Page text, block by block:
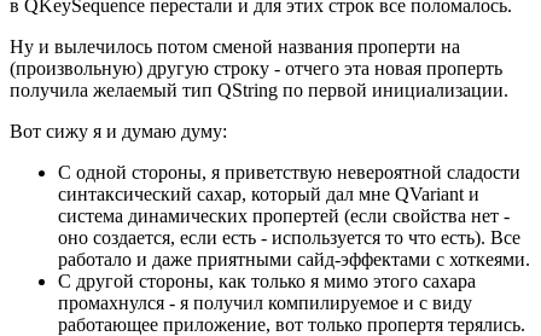
в QKeySequence перестали и для этих строк все поломалось.
Ну и вылечилось потом сменой названия проперти на
(произвольную) другую строку - отчего эта новая проперть
получила желаемый тип QString по первой инициализации.
Вот сижу я и думаю думу:
С одной стороны, я приветствую невероятной сладости
синтаксический сахар, который дал мне QVariant и
система динамических пропертей (если свойства нет -
оно создается, если есть - используется то что есть). Все
работало и даже приятными сайд-эффектами с хоткеями.
С другой стороны, как только я мимо этого сахара
промахнулся - я получил компилируемое и с виду
работающее приложение, вот только пропертя терялись.